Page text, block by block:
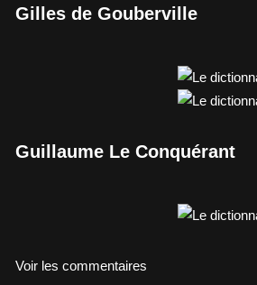
Gilles de Gouberville
Guillaume Le Conquérant
Voir les commentaires